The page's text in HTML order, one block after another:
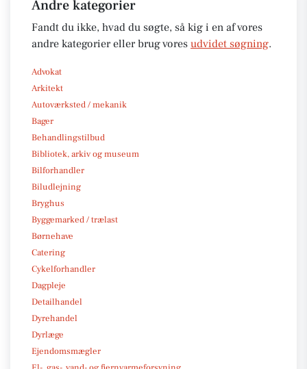
Andre kategorier
Fandt du ikke, hvad du søgte, så kig i en af vores
andre kategorier eller brug vores udvidet søgning.
Advokat
Arkitekt
Autoværksted / mekanik
Bager
Behandlingstilbud
Bibliotek, arkiv og museum
Bilforhandler
Biludlejning
Bryghus
Byggemarked / trælast
Børnehave
Catering
Cykelforhandler
Dagpleje
Detailhandel
Dyrehandel
Dyrlæge
Ejendomsmægler